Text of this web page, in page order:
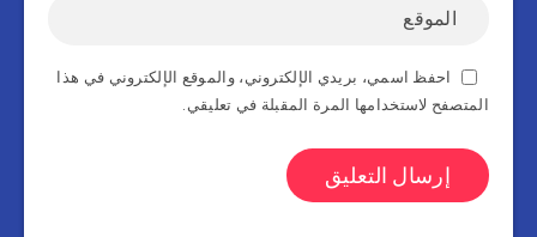
احفظ اسمي، بريدي الإلكتروني، والموقع الإلكتروني في هذا
المتصفح لاستخدامها المرة المقبلة في تعليقي.